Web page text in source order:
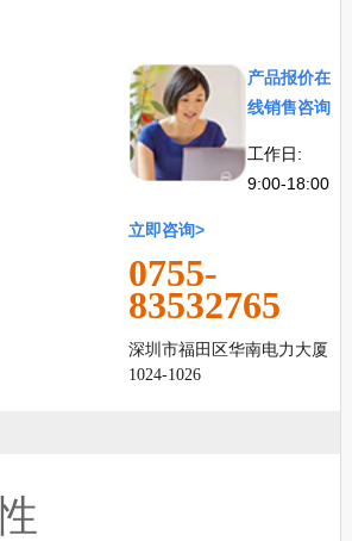
产品报价在
线销售咨询
工作日:
9:00-18:00
立即咨询>
0755-
83532765
深圳市福田区华南电力大厦
1024-1026